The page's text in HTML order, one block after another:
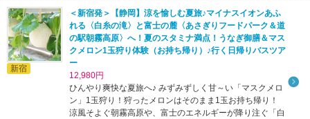
新宿
＜新宿発＞【静岡】涼を愉しむ夏旅♪マイナスイオンあふ
れる〈白糸の滝〉と富士の麓〈あさぎりフードパーク＆道
の駅朝霧高原〉へ！夏のスタミナ満点！うなぎ御膳＆マス
クメロン1玉狩り体験（お持ち帰り）♪行く日帰りバスツア
ー
12,980円
ひんやり爽快な夏旅へ♪ みずみずしく甘～い「マスクメロ
ン」1玉狩り！狩ったメロンはそのまま1玉お持ち帰り！
涼風そよぐ朝霧高原や、富士のエネルギーが降り注ぐ「白